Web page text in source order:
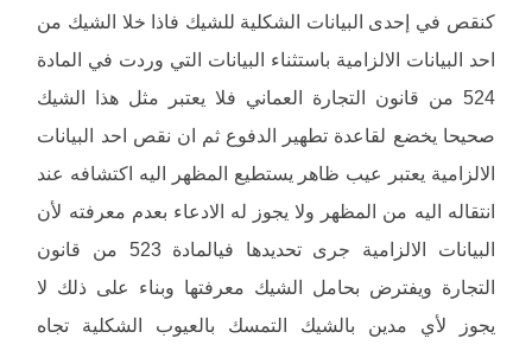
كنقص في إحدى البيانات الشكلية للشيك فاذا خلا الشيك من
احد البيانات الالزامية باستثناء البيانات التي وردت في المادة
524 من قانون التجارة العماني فلا يعتبر مثل هذا الشيك
صحيحا يخضع لقاعدة تطهير الدفوع ثم ان نقص احد البيانات
الالزامية يعتبر عيب ظاهر يستطيع المظهر اليه اكتشافه عند
انتقاله اليه من المظهر ولا يجوز له الادعاء بعدم معرفته لأن
البيانات الالزامية جرى تحديدها فيالمادة 523 من قانون
التجارة ويفترض بحامل الشيك معرفتها وبناء على ذلك لا
يجوز لأي مدين بالشيك التمسك بالعيوب الشكلية تجاه